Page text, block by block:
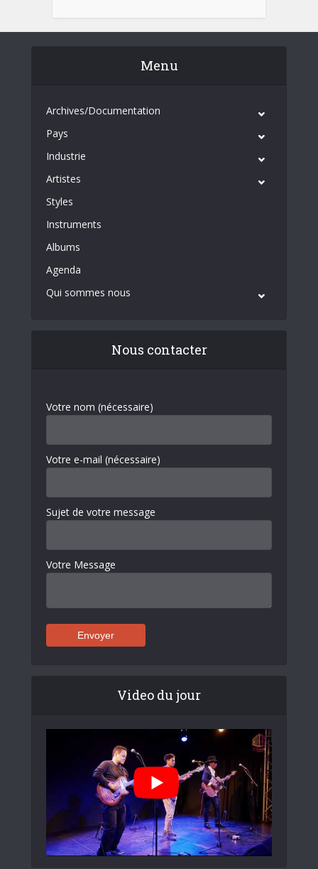
Menu
Archives/Documentation
Pays
Industrie
Artistes
Styles
Instruments
Albums
Agenda
Qui sommes nous
Nous contacter
Votre nom (nécessaire)
Votre e-mail (nécessaire)
Sujet de votre message
Votre Message
Video du jour